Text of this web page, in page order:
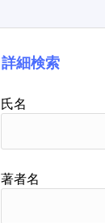
詳細検索
氏名
著者名